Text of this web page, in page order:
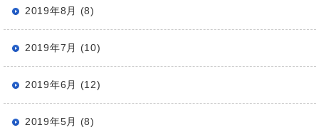
2019年8月 (8)
2019年7月 (10)
2019年6月 (12)
2019年5月 (8)